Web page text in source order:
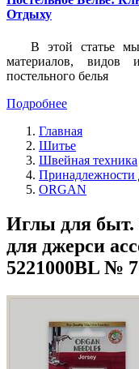
Отдыху
В этой статье мы
материалов, видов
постельного белья
Подробнее
Главная
Шитье
Швейная техника
Принадлежности
ORGAN
Иглы для
для джерси
5221000BL №